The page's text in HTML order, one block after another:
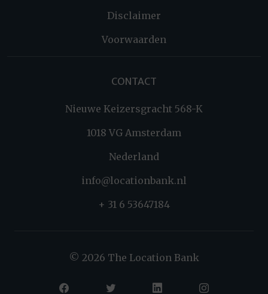
Disclaimer
Voorwaarden
CONTACT
Nieuwe Keizersgracht 568-K
1018 VG Amsterdam
Nederland
info@locationbank.nl
+ 31 6 53647184
© 2026 The Location Bank